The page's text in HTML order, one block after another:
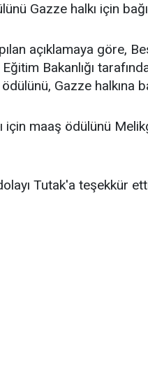
Gazze halkı için
açıklamaya göre,
Bakanlığı
Gazze halkına
için maaş ödülünü
Tutak'a teşekkür